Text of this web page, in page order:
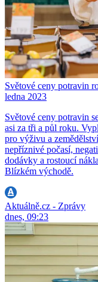
Světové ceny potravin
ledna 2023
Světové ceny potravin
asi za tři a půl roku.
pro výživu a
nepříznivé počasí,
dodávky a rostoucí
Blízkém východě.
Aktuálně.cz - Zprávy
dnes, 09:23